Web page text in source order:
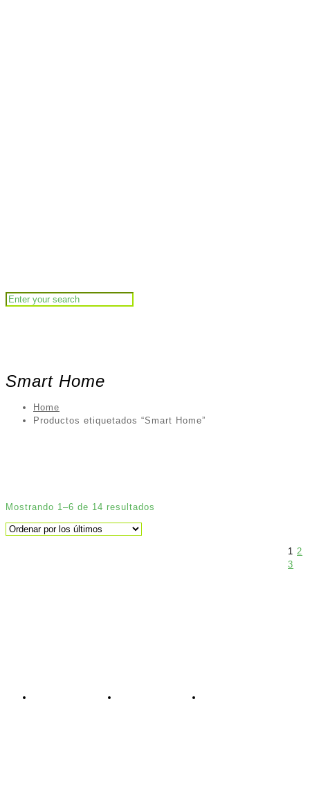
Smart Home
Home
Productos etiquetados “Smart Home”
Mostrando 1–6 de 14 resultados
1 2
3